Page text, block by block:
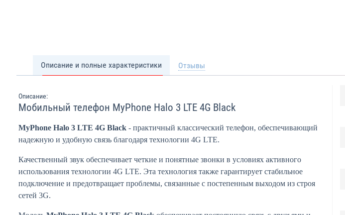
Описание и полные характеристики Отзывы
Описание:
Мобильный телефон MyPhone Halo 3 LTE 4G Black
MyPhone Halo 3 LTE 4G Black - практичный классический телефон, обеспечивающий
надежную и удобную связь благодаря технологии 4G LTE.
Качественный звук обеспечивает четкие и понятные звонки в условиях активного
использования технологии 4G LTE. Эта технология также гарантирует стабильное
подключение и предотвращает проблемы, связанные с постепенным выходом из строя
сетей 3G.